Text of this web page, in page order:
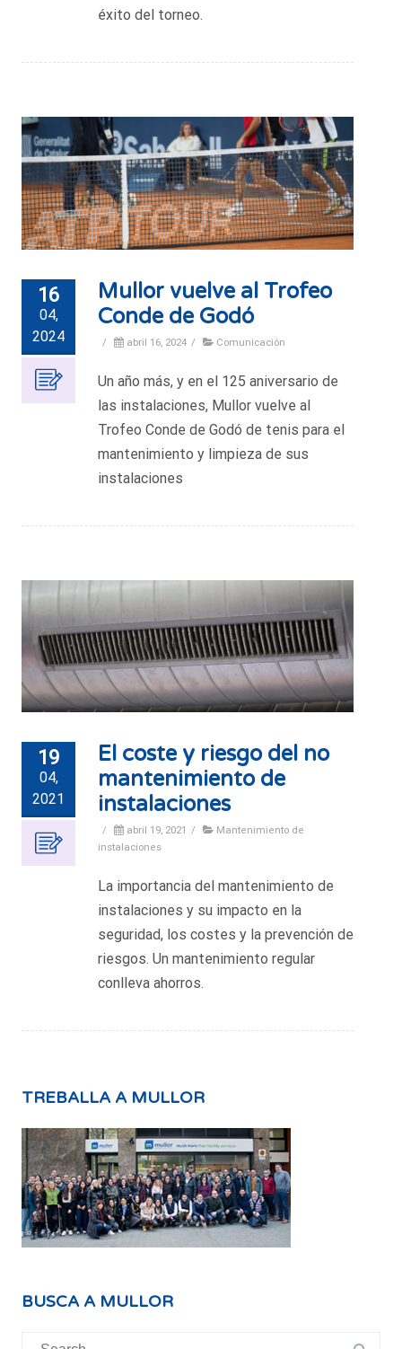
éxito del torneo.
16
04,
2024
Mullor vuelve al Trofeo
Conde de Godó
/ abril 16, 2024 / Comunicación
Un año más, y en el 125 aniversario de
las instalaciones, Mullor vuelve al
Trofeo Conde de Godó de tenis para el
mantenimiento y limpieza de sus
instalaciones
19
04,
2021
El coste y riesgo del no
mantenimiento de
instalaciones
/ abril 19, 2021 /
Mantenimiento de
instalaciones
La importancia del mantenimiento de
instalaciones y su impacto en la
seguridad, los costes y la prevención de
riesgos. Un mantenimiento regular
conlleva ahorros.
TREBALLA A MULLOR
BUSCA A MULLOR